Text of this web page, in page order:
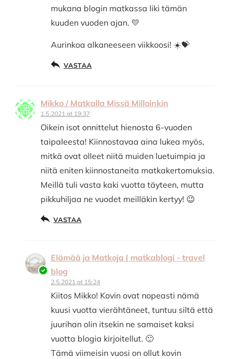
mukana blogin matkassa liki tämän
kuuden vuoden ajan. 💛
Aurinkoa alkaneeseen viikkoosi! ☀️💝
VASTAA
Mikko / Matkalla Missä Milloinkin
1.5.2021 at 19:37
Oikein isot onnittelut hienosta 6-vuoden
taipaleesta! Kiinnostavaa aina lukea myös,
mitkä ovat olleet niitä muiden luetuimpia ja
niitä eniten kiinnostaneita matkakertomuksia.
Meillä tuli vasta kaki vuotta täyteen, mutta
pikkuhiljaa ne vuodet meilläkin kertyy! 😉
VASTAA
Elämää ja Matkoja | matkablogi - travel
blog
2.5.2021 at 15:24
Kiitos Mikko! Kovin ovat nopeasti nämä
kuusi vuotta vierähtäneet, tuntuu siltä että
juurihan olin itsekin ne samaiset kaksi
vuotta blogia kirjoitellut. 🙂
Tämä viimeisin vuosi on ollut kovin